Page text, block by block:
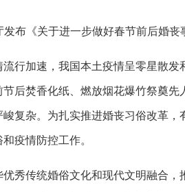
《关于进一步做好春节前后婚丧
加速，我国本土疫情呈零星散发
后焚香化纸、燃放烟花爆竹祭奠
复杂。为扎实推进婚丧习俗改革
疫情防控工作。
传统婚俗文化和现代文明融合，